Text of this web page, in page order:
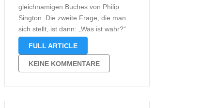
gleichnamigen Buches von Philip
Sington. Die zweite Frage, die man
sich stellt, ist dann: „Was ist wahr?“
Wahrheit beschreibt jetzt nicht die
sondern die Tatsache, das Einstein-
Mädchen könnte eine einzige Lüge
sein. Man weiß als …
FULL ARTICLE
KEINE KOMMENTARE